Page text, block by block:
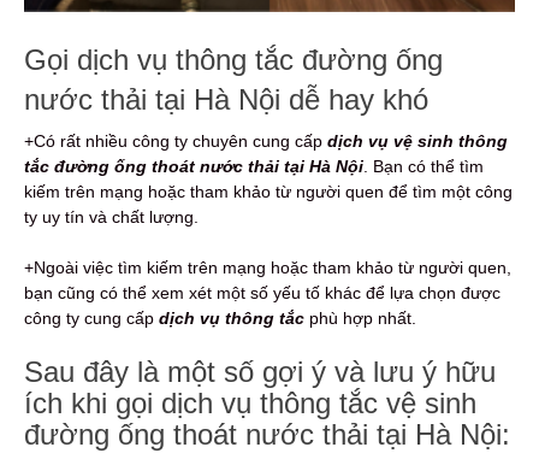
Gọi dịch vụ thông tắc đường ống
nước thải tại Hà Nội dễ hay khó
+Có rất nhiều công ty chuyên cung cấp dịch vụ vệ sinh thông
tắc đường ống thoát nước thải tại Hà Nội . Bạn có thể tìm
kiếm trên mạng hoặc tham khảo từ người quen để tìm một công
ty uy tín và chất lượng.
+Ngoài việc tìm kiếm trên mạng hoặc tham khảo từ người quen,
bạn cũng có thể xem xét một số yếu tố khác để lựa chọn được
công ty cung cấp dịch vụ thông tắc phù hợp nhất.
Sau đây là một số gợi ý và lưu ý hữu
ích khi gọi dịch vụ thông tắc vệ sinh
đường ống thoát nước thải tại Hà Nội: